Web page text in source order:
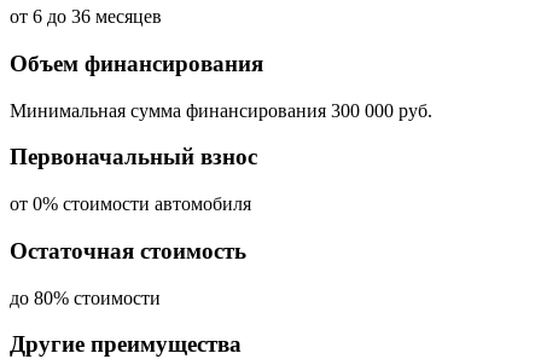
от 6 до 36 месяцев
Объем финансирования
Минимальная сумма финансирования 300 000 руб.
Первоначальный взнос
от 0% стоимости автомобиля
Остаточная стоимость
до 80% стоимости
Другие преимущества